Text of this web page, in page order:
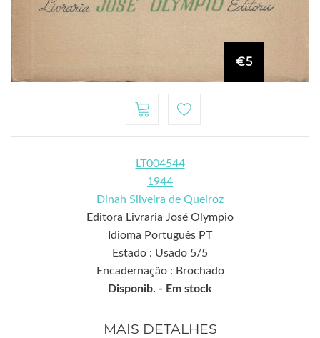
€5
LT004544
1944
Dinah Silveira de Queiroz
Editora Livraria José Olympio
Idioma Português PT
Estado : Usado 5/5
Encadernação : Brochado
Disponib. - Em stock
MAIS DETALHES